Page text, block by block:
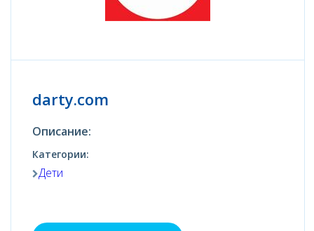
darty.com
Описание:
Категории:
Дети